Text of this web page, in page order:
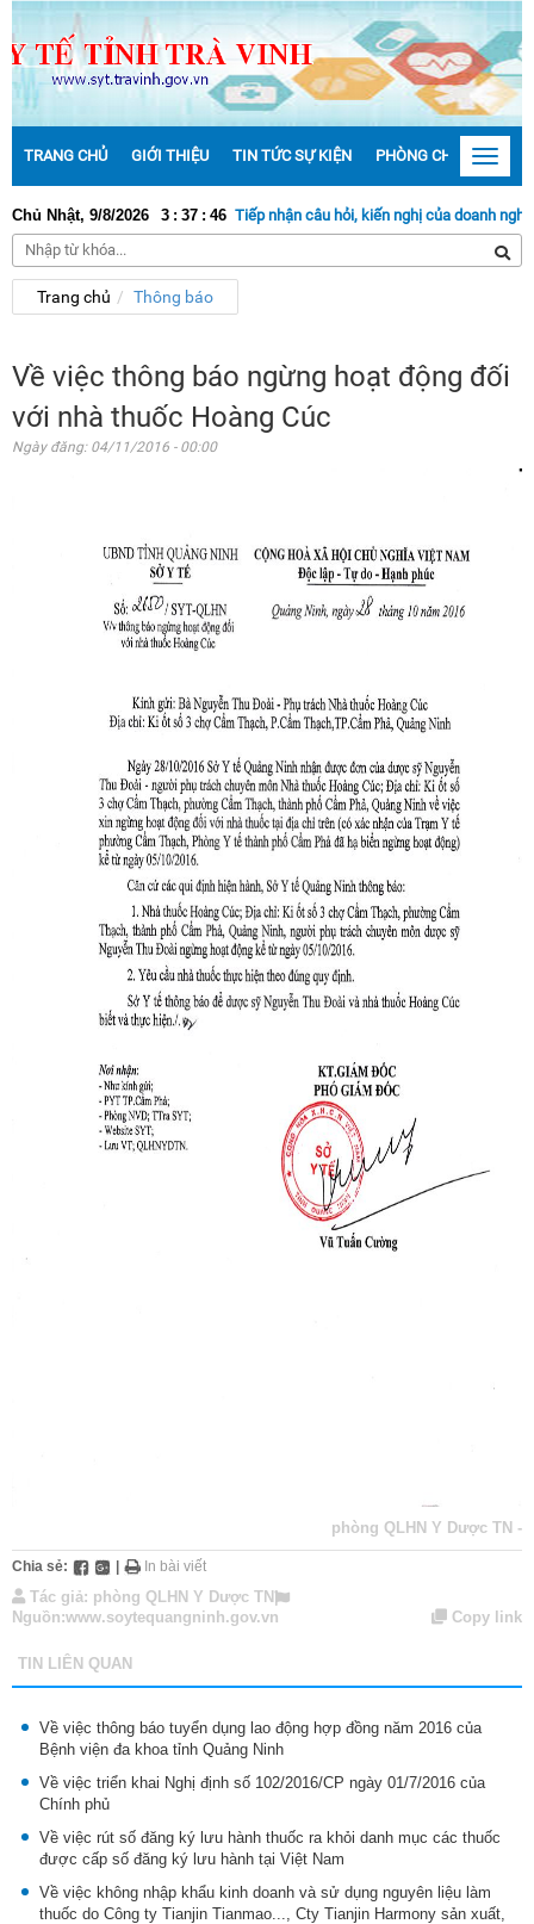
TRANG CHỦ GIỚI THIỆU TIN TỨC SỰ KIỆN PHÒNG CHỐNG DỊCH
Toggle
Chủ Nhật, 9/8/2026 3 : 37 : 47
Tiếp nhận câu hỏi, kiến nghị của doanh nghiệp
Trang chủ Thông báo
Về việc thông báo ngừng hoạt động đối
với nhà thuốc Hoàng Cúc
Ngày đăng:04/11/2016 - 00:00
phòng QLHN Y Dược TN -
Chia sẻ: In bài viết
Tác giả: phòng QLHN Y Dược TN
Nguồn:www.soytequangninh.gov.vn Copy link
TIN LIÊN QUAN
Về việc thông báo tuyển dụng lao động hợp đồng năm 2016 của
Bệnh viện đa khoa tỉnh Quảng Ninh
Về việc triển khai Nghị định số 102/2016/CP ngày 01/7/2016 của
Chính phủ
Về việc rút số đăng ký lưu hành thuốc ra khỏi danh mục các thuốc
được cấp số đăng ký lưu hành tại Việt Nam
Về việc không nhập khẩu kinh doanh và sử dụng nguyên liệu làm
thuốc do Công ty Tianjin Tianmao..., Cty Tianjin Harmony sản xuất,